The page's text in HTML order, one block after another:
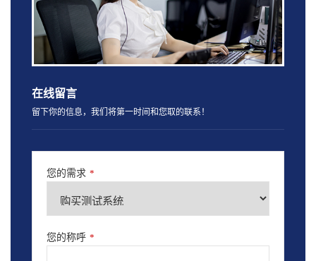
在线留言
留下你的信息，我们将第一时间和您取的联系！
您的需求 *
您的称呼 *